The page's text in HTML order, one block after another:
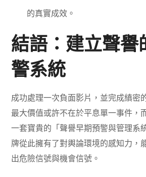
的真實成效。
結語：建立聲
警系統
成功處理一次負面影片，並完成縝密
最大價值或許不在於平息單一事件，
一套寶貴的「聲譽早期預警與管理系
牌從此擁有了對輿論環境的感知力，
出危險信號與機會信號。